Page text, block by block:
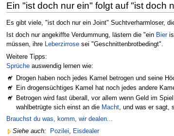
Ein "ist doch nur ein" folgt auf "ist doch
Es gibt viele, "ist doch nur ein Joint" Suchtverharmloser,
Ist doch nur angekiffte Verdummung, lästern die "ein Bier
müssen, ihre Leberzirrose sei "Geschnittenbrotbedingt".
Weitere Tipps:
Sprüche auswendig lernen wie:
Drogen haben noch jedes Kamel betrogen und seine
Ein drogensüchtiges Kamel hat noch jedes andere
Betrogen wird fast überall, vor allem wenn Geld im
wahlbetrügte sich einst an die Macht , und was er
Brauchst du was, komm, wir dealen...
Siehe auch:
Pozilei, Eisdealer